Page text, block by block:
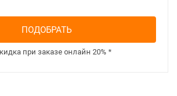
ПОДОБРАТЬ
при заказе онлайн 20% *